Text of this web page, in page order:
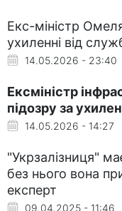
Екс-міністр
ухиленні від
14.05.2026 - 23:40
Ексміністр
підозру за
14.05.2026 - 14:27
"Укрзалізниця"
без нього вона
експерт
09.04.2025 - 11:46